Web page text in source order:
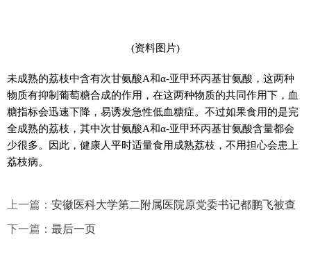
(资料图片)
未成熟的荔枝中含有次甘氨酸A和α-亚甲环丙基甘氨酸，这两种
物质有抑制葡萄糖合成的作用，在这两种物质的共同作用下，血
糖指标会迅速下降，易诱发急性低血糖症。不过如果食用的是完
全成熟的荔枝，其中次甘氨酸A和α-亚甲环丙基甘氨酸含量都会
少很多。因此，健康人平时适量食用成熟荔枝，不用担心会患上
荔枝病。
上一篇： 安徽医科大学第二附属医院原党委书记都鹏飞被查
下一篇： 最后一页